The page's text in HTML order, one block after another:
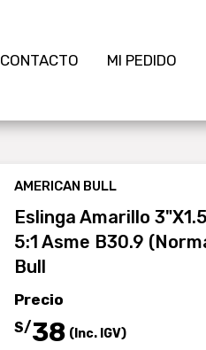
CONTACTO MI PEDIDO
AMERICAN BULL
Eslinga Amarillo
5:1 Asme B30.9
Bull
Precio
S/38 (Inc. IGV)